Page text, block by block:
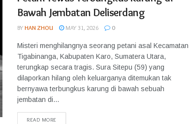
Bawah Jembatan Deliserdang
BY HAN ZHOU MAY 31, 2026 0
Misteri menghilangnya seorang petani asal Kecamatan
Tigabinanga, Kabupaten Karo, Sumatera Utara,
terungkap secara tragis. Sura Sitepu (59) yang
dilaporkan hilang oleh keluarganya ditemukan tak
bernyawa terbungkus karung di bawah sebuah
jembatan di...
READ MORE